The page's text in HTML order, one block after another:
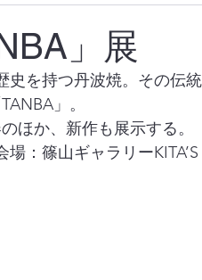
」展
史を持つ丹波焼。その伝
」。
ほか、新作も展示する。
：篠山ギャラリーKITA’S